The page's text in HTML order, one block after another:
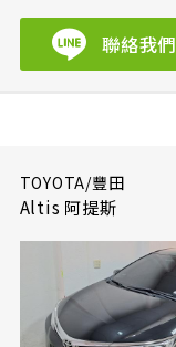
聯絡我們
TOYOTA/豐田
Altis 阿提斯